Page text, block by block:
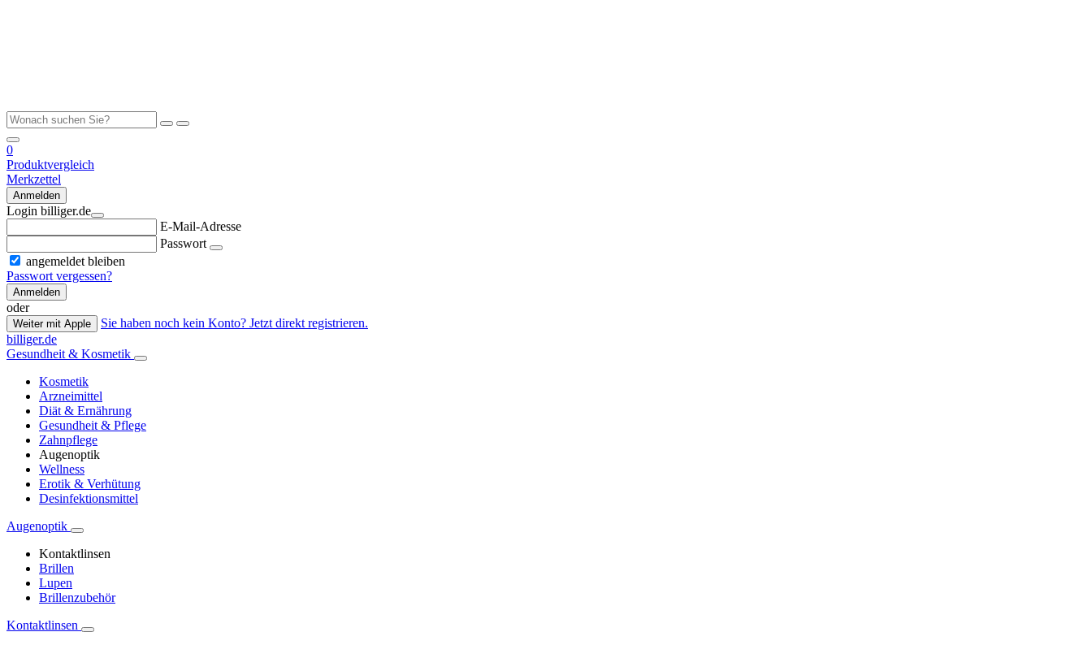
0
Produktvergleich
Merkzettel
Anmelden
Login billiger.de
E-Mail-Adresse
Passwort
angemeldet bleiben
Passwort vergessen?
Anmelden
oder
Weiter mit Apple
Sie haben noch kein Konto? Jetzt direkt registrieren.
billiger.de
Gesundheit & Kosmetik
Kosmetik
Arzneimittel
Diät & Ernährung
Gesundheit & Pflege
Zahnpflege
Augenoptik
Wellness
Erotik & Verhütung
Desinfektionsmittel
Augenoptik
Kontaktlinsen
Brillen
Lupen
Brillenzubehör
Kontaktlinsen